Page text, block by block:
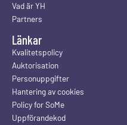
Vad är YH
Partners
Länkar
Kvalitetspolicy
Auktorisation
Personuppgifter
Hantering av cookies
Policy for SoMe
Uppförandekod